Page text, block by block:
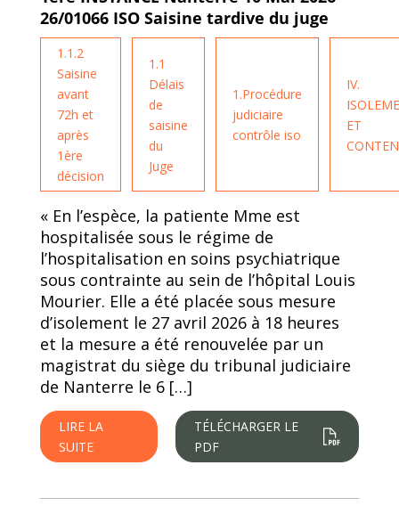
26/01066 ISO Saisine tardive du juge
1.1.2
Saisine
avant
72h et
après
1ère
décision
1.1
Délais
de
saisine
du
Juge
1.Procédure
judiciaire
contrôle iso
IV.
ET
« En l’espèce, la patiente Mme est
hospitalisée sous le régime de
l’hospitalisation en soins psychiatrique
sous contrainte au sein de l’hôpital Louis
Mourier. Elle a été placée sous mesure
d’isolement le 27 avril 2026 à 18 heures
et la mesure a été renouvelée par un
magistrat du siège du tribunal judiciaire
de Nanterre le 6 […]
LIRE LA
SUITE
TÉLÉCHARGER LE
PDF